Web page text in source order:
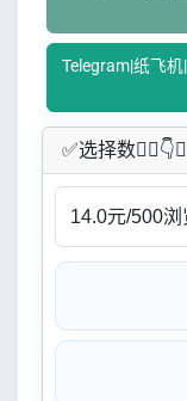
Telegram|纸飞
✅​选择数